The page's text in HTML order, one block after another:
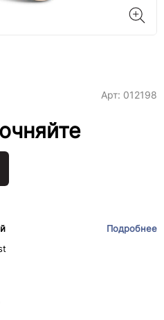
Арт: 012198
Подробнее